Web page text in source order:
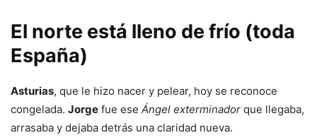
El norte está lleno de frío (toda
España)
Asturias, que le hizo nacer y pelear, hoy se reconoce
congelada. Jorge fue ese Ángel exterminador que llegaba,
arrasaba y dejaba detrás una claridad nueva.